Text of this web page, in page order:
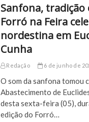
Sanfona, tradição
Forró na Feira
nordestina em
Cunha
Redação 6 de junho de
O som da sanfona tomou
Abastecimento de
desta sexta-feira (05),
edição do Forró…